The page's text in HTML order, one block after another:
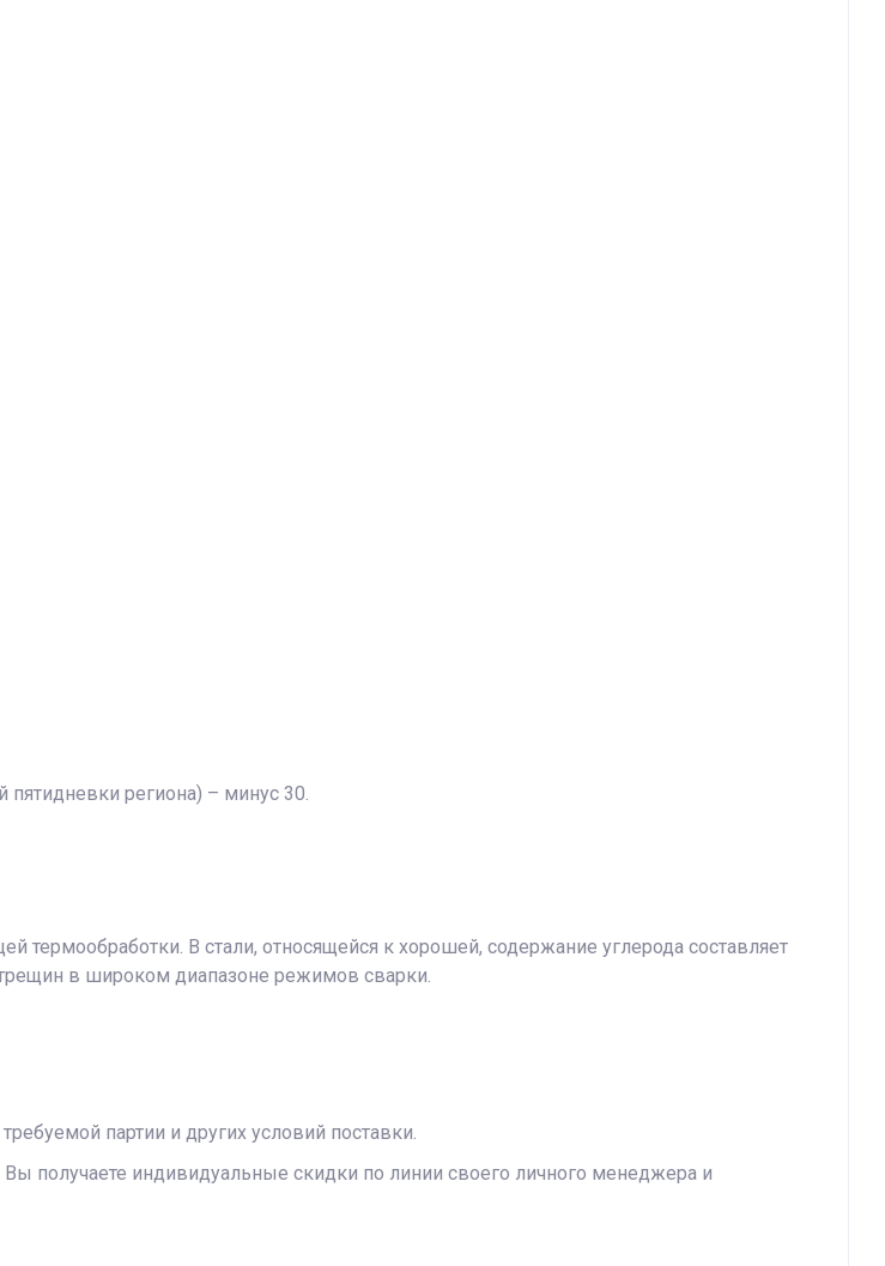
пятидневки региона) – минус 30.
термообработки. В стали, относящейся к хорошей, содержание углерода составляет
в широком диапазоне режимов сварки.
партии и других условий поставки.
Вы получаете индивидуальные скидки по линии своего личного менеджера и